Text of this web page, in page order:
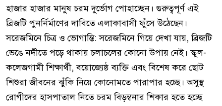
হাজার হাজার মানুষ চরম দুর্ভোগ পোহাচ্ছেন। গুরুত্বপূর্ণ এই
ব্রিজটি পুনর্নির্মাণের দাবিতে এলাকাবাসী ফুঁসে উঠেছেন। ​
সরেজমিনে চিত্র ও ভোগান্তি: সরেজমিনে গিয়ে দেখা যায়, ব্রিজটি
ভেঙে নদীতে পড়ে থাকায় চলাচলের কোনো উপায় নেই। স্কুল-
কলেজগামী শিক্ষার্থী, বয়োজ্যেষ্ঠ ব্যক্তি এবং বিশেষ করে ছোট
শিশুরা জীবনের ঝুঁকি নিয়ে কোনোমতে পারাপার হচ্ছে। অসুস্থ
রোগীদের হাসপাতাল নিতে চরম বিড়ম্বনার শিকার হতে হচ্ছে